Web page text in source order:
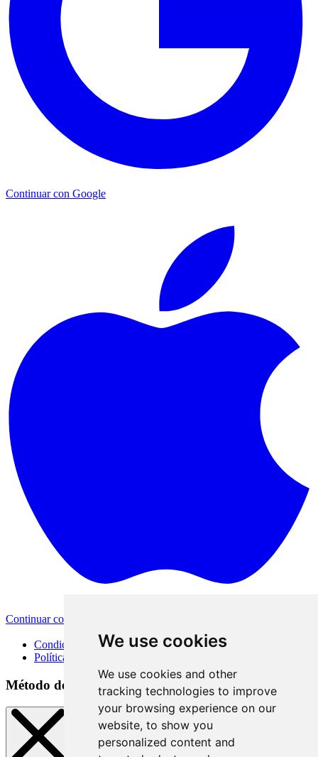
We use cookies
We use cookies and other
tracking technologies to improve
your browsing experience on our
website, to show you
personalized content and
Continuar con Google
Continuar con Apple
Condiciones de uso
Política de privacidad
Método de inicio de sesión